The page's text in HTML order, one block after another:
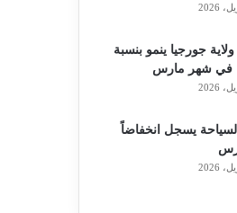
ولاية جورجيا ينمو بنسبة
يسجل انخفاضاً